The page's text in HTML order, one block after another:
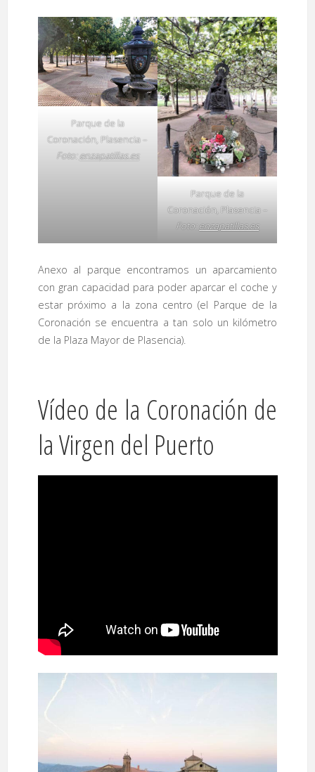
Parque de la
Coronación, Plasencia –
Foto: enzapatillas.es
Parque de la
Coronación, Plasencia –
Foto:enzapatillas.es
Anexo al parque encontramos un aparcamiento
con gran capacidad para poder aparcar el coche y
estar próximo a la zona centro (el Parque de la
Coronación se encuentra a tan solo un kilómetro
de la Plaza Mayor de Plasencia).
Vídeo de la Coronación de
la Virgen del Puerto